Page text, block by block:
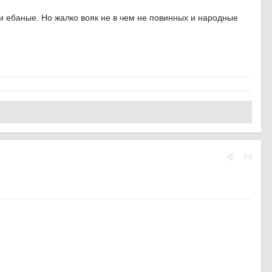
ебаные. Но жалко вояк не в чем не повинных и народные
#4